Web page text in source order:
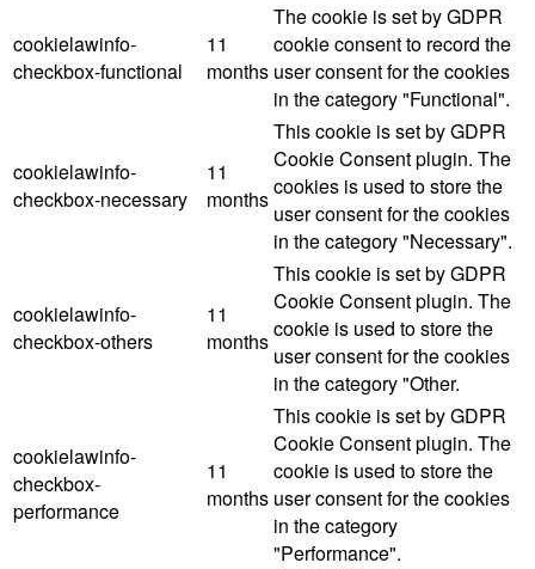
cookielawinfo-
checkbox-functional
11
months
The cookie is set by GDPR
cookie consent to record the
user consent for the cookies
in the category "Functional".
cookielawinfo-
checkbox-necessary
11
months
This cookie is set by GDPR
Cookie Consent plugin. The
cookies is used to store the
user consent for the cookies
in the category "Necessary".
cookielawinfo-
checkbox-others
11
months
This cookie is set by GDPR
Cookie Consent plugin. The
cookie is used to store the
user consent for the cookies
in the category "Other.
cookielawinfo-
checkbox-
performance
11
months
This cookie is set by GDPR
Cookie Consent plugin. The
cookie is used to store the
user consent for the cookies
in the category
"Performance".